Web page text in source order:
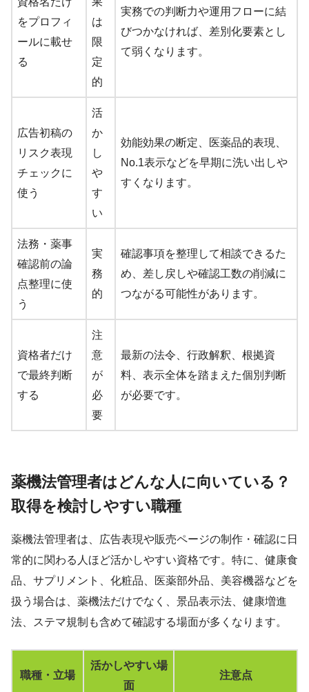
をプロフィ
ールに載せ
る
は
限
定
的
実務での判断力や運用フローに結
びつかなければ、差別化要素とし
て弱くなります。
広告初稿の
リスク表現
チェックに
使う
活
か
し
や
す
い
効能効果の断定、医薬品的表現、
No.1表示などを早期に洗い出しや
すくなります。
法務・薬事
確認前の論
点整理に使
う
実
務
的
確認事項を整理して相談できるた
め、差し戻しや確認工数の削減に
つながる可能性があります。
資格者だけ
で最終判断
する
注
意
が
必
要
最新の法令、行政解釈、根拠資
料、表示全体を踏まえた個別判断
が必要です。
薬機法管理者はどんな人に向いている？
取得を検討しやすい職種
薬機法管理者は、広告表現や販売ページの制作・確認に日
常的に関わる人ほど活かしやすい資格です。特に、健康食
品、サプリメント、化粧品、医薬部外品、美容機器などを
扱う場合は、薬機法だけでなく、景品表示法、健康増進
法、ステマ規制も含めて確認する場面が多くなります。
職種・立場
活かしやすい場
面
注意点